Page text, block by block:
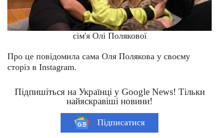
сім'я Олі Полякової
Про це повідомила сама Оля Полякова у своєму
сторіз в Instagram.
Підпишіться на Українці у Google News! Тільки
найяскравіші новини!
Підписатися